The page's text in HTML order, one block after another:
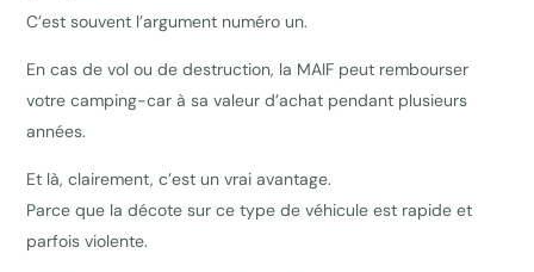
C’est souvent l’argument numéro un.
En cas de vol ou de destruction, la MAIF peut rembourser
votre camping-car à sa valeur d’achat pendant plusieurs
années.
Et là, clairement, c’est un vrai avantage.
Parce que la décote sur ce type de véhicule est rapide et
parfois violente.